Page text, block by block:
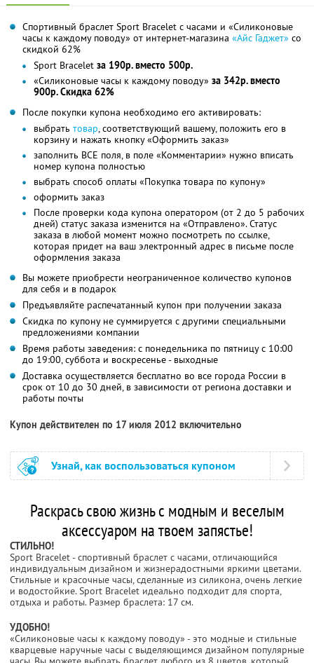
Спортивный браслет Sport Bracelet с часами и «Силиконовые
часы к каждому поводу» от интернет-магазина «Айс Гаджет» со
скидкой 62%
Sport Bracelet за 190р. вместо 500р.
«Силиконовые часы к каждому поводу» за 342р. вместо
900р. Скидка 62%
После покупки купона необходимо его активировать:
выбрать товар, соответствующий вашему, положить его в
корзину и нажать кнопку «Оформить заказ»
заполнить ВСЕ поля, в поле «Комментарии» нужно вписать
номер купона полностью
выбрать способ оплаты «Покупка товара по купону»
оформить заказ
После проверки кода купона оператором (от 2 до 5 рабочих
дней) статус заказа изменится на «Отправлено». Статус
заказа в любой момент можно посмотреть по ссылке,
которая придет на ваш электронный адрес в письме после
оформления заказа
Вы можете приобрести неограниченное количество купонов
для себя и в подарок
Предъявляйте распечатанный купон при получении заказа
Скидка по купону не суммируется с другими специальными
предложениями компании
Время работы заведения: с понедельника по пятницу с 10:00
до 19:00, суббота и воскресенье - выходные
Доставка осуществляется бесплатно во все города России в
срок от 10 до 30 дней, в зависимости от региона доставки и
работы почты
Купон действителен по 17 июля 2012 включительно
Узнай, как воспользоваться купоном
Раскрась свою жизнь с модным и веселым
аксессуаром на твоем запястье!
СТИЛЬНО!
Sport Bracelet - спортивный браслет с часами, отличающийся
индивидуальным дизайном и жизнерадостными яркими цветами.
Стильные и красочные часы, сделанные из силикона, очень легкие
и водостойкие. Sport Bracelet идеально подходит для спорта,
отдыха и работы. Размер браслета: 17 см.
УДОБНО!
«Силиконовые часы к каждому поводу» - это модные и стильные
кварцевые наручные часы с выделяющимся дизайном популярные